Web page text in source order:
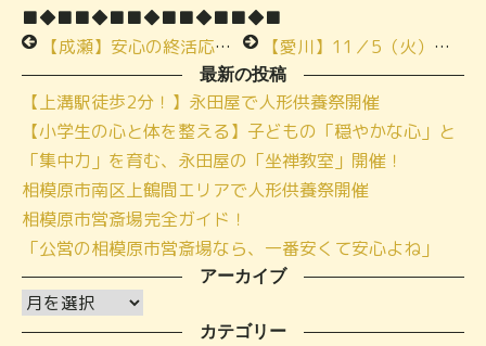
■◆■■◆■■◆■■◆■■◆■
【成瀬】安心の終活応援セミナーご参加ありがとうございます
【愛川】11／5（火）季節のお料理お食事会ご案内
最新の投稿
【上溝駅徒歩2分！】永田屋で人形供養祭開催
【小学生の心と体を整える】子どもの「穏やかな心」と
「集中力」を育む、永田屋の「坐禅教室」開催！
相模原市南区上鶴間エリアで人形供養祭開催
相模原市営斎場完全ガイド！
「公営の相模原市営斎場なら、一番安くて安心よね」
アーカイブ
ア
ー
カテゴリー